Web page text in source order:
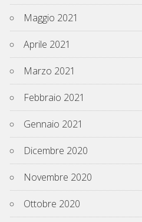
Maggio 2021
Aprile 2021
Marzo 2021
Febbraio 2021
Gennaio 2021
Dicembre 2020
Novembre 2020
Ottobre 2020